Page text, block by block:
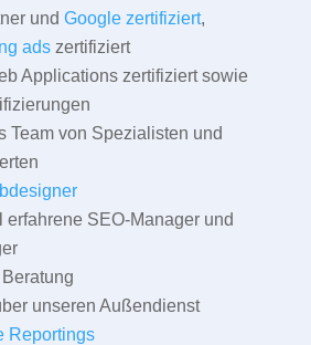
und Google zertifiziert,
adszertifiziert
Applications zertifiziert sowie
Team von Spezialisten und
erfahrene SEO-Manager und
unseren Außendienst
Reportings